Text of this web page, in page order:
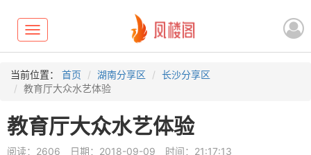
Toggle
navigation
当前位置： 首页 湖南分享区
长沙分享区
教育厅大众水艺体验
教育厅大众水艺体验
阅读：2606 日期：2018-09-09 时间：21:17:13